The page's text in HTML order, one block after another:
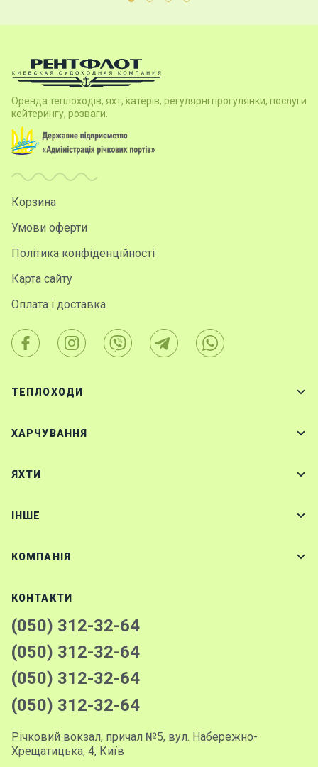
Оренда теплоходів, яхт, катерів, регулярні прогулянки, послуги
кейтерингу, розваги.
Корзина
Умови оферти
Політика конфіденційності
Карта сайту
Оплата і доставка
ТЕПЛОХОДИ
ХАРЧУВАННЯ
ЯХТИ
IНШЕ
КОМПАНІЯ
КОНТАКТИ
(050) 312-32-64
(050) 312-32-64
(050) 312-32-64
(050) 312-32-64
Річковий вокзал, причал №5, вул. Набережно-
Хрещатицька, 4, Київ